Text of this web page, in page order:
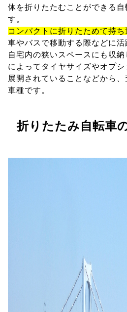
体を折りたたむことができる自
す。
コンパクトに折りたためて持
車やバスで移動する際などに活
自宅内の狭いスペースにも収
によってタイヤサイズやオプ
展開されていることなどから
車種です。
折りたたみ自転車